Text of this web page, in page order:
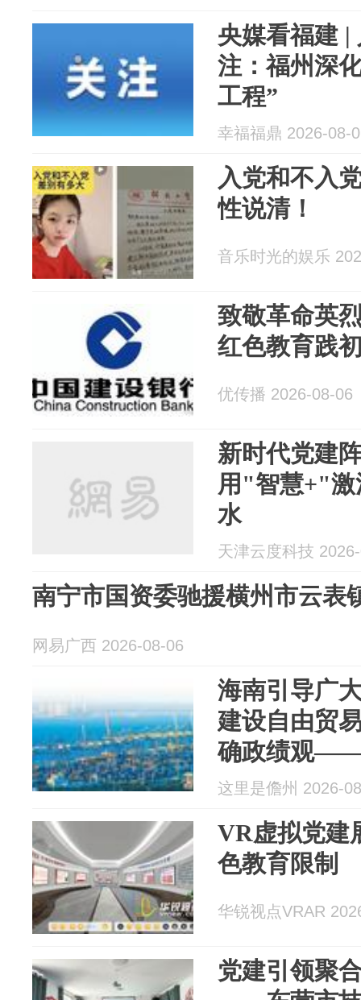
央媒看福建 |
注：福州深
工程”
幸福福鼎 2026-08-
入党和不入
性说清！
音乐时光的娱乐
致敬革命英
红色教育践
优传播 2026-08-06
新时代党建
用"智慧+"激
水
天津云度科技
南宁市国资委驰援横州市云表
网易广西 2026-08-06
海南引导广
建设自由贸
确政绩观——
众心坎上
这里是儋州 2026-
VR虚拟党建
色教育限制
华锐视点VRAR
党建引领聚